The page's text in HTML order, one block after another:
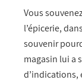
Vous
l’épicerie,
souvenir
magasin lui a
d’indications,